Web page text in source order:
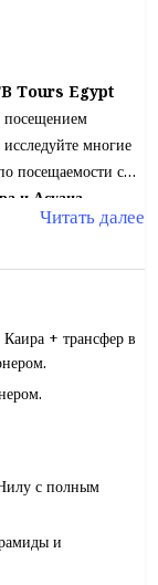
Tours Egypt
посещением
многие
посещаемости с
и Асуана
Читать далее
+ трансфер в
с полным
и